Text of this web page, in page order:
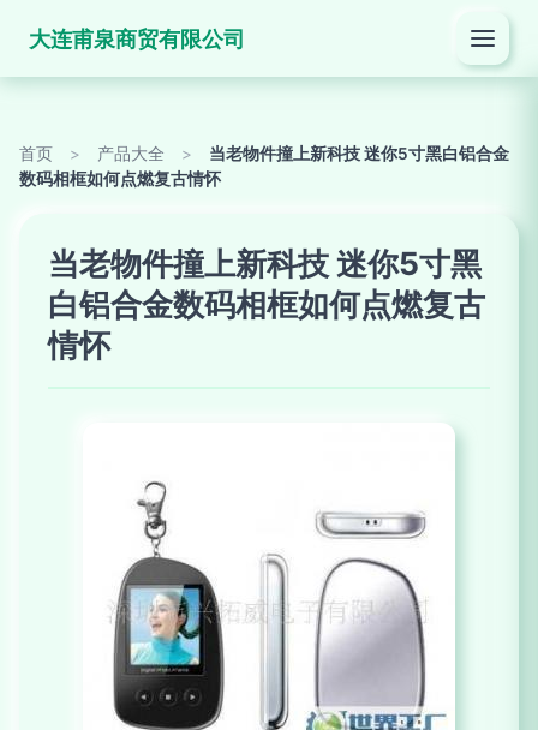
大连甫泉商贸有限公司
首页 > 产品大全 >
当老物件撞上新科技 迷你5寸黑白铝合金
数码相框如何点燃复古情怀
当老物件撞上新科技 迷你5寸黑
白铝合金数码相框如何点燃复古
情怀